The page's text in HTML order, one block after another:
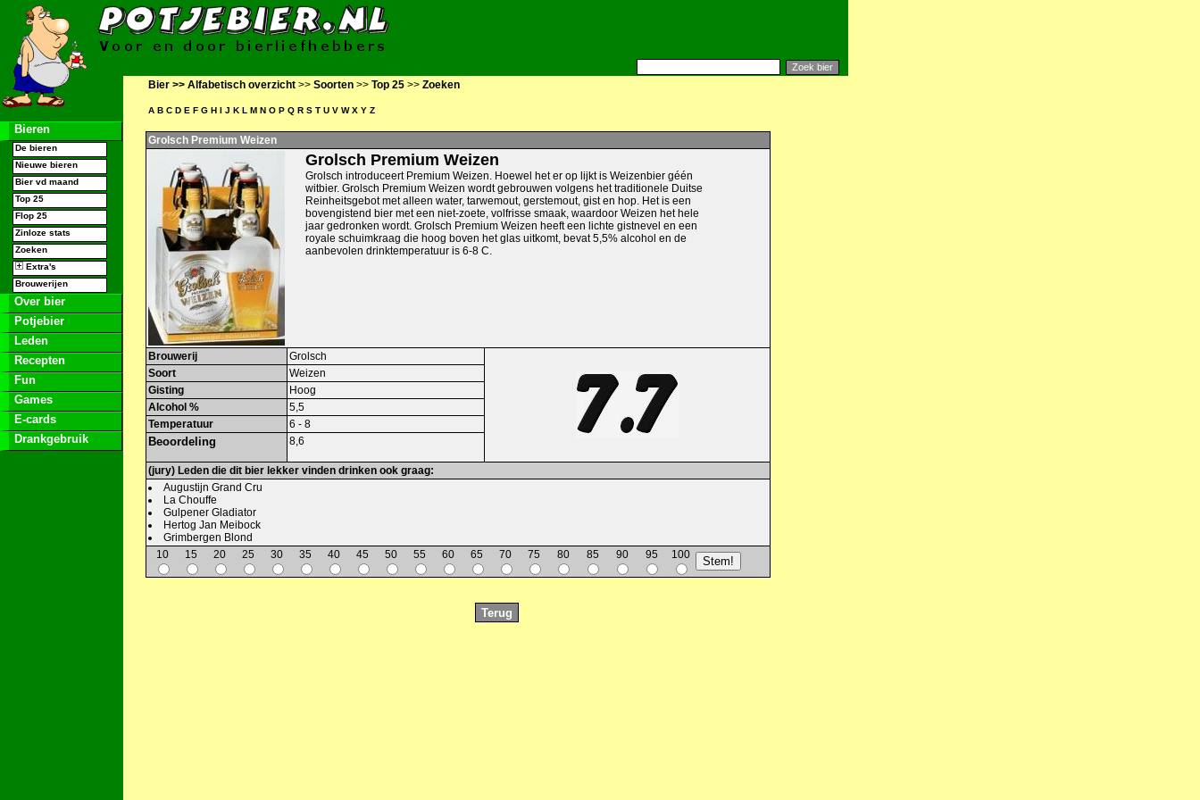
Bieren
De bieren
Nieuwe bieren
Bier vd maand
Top 25
Flop 25
Zinloze stats
Zoeken
Extra's
Brouwerijen
Over bier
Potjebier
Leden
Recepten
Fun
Games
E-cards
Drankgebruik
Bier >> Alfabetisch overzicht >> Soorten >> Top 25 >> Zoeken
A B C D E F G H I J K L M N O P Q R S T U V W X Y Z
Grolsch Premium Weizen
Grolsch Premium Weizen
Grolsch introduceert Premium Weizen. Hoewel het er op lijkt is Weizenbier géén
witbier. Grolsch Premium Weizen wordt gebrouwen volgens het traditionele Duitse
Reinheitsgebot met alleen water, tarwemout, gerstemout, gist en hop. Het is een
bovengistend bier met een niet-zoete, volfrisse smaak, waardoor Weizen het hele
jaar gedronken wordt. Grolsch Premium Weizen heeft een lichte gistnevel en een
royale schuimkraag die hoog boven het glas uitkomt, bevat 5,5% alcohol en de
aanbevolen drinktemperatuur is 6-8 C.
Brouwerij
Grolsch
Soort
Weizen
Gisting
Hoog
Alcohol %
5,5
Temperatuur
6 - 8
Beoordeling 8,6
(jury) Leden die dit bier lekker vinden drinken ook graag:
Augustijn Grand Cru
La Chouffe
Gulpener Gladiator
Hertog Jan Meibock
Grimbergen Blond
10
15 20 25 30 35 40 45 50 55 60 65 70 75 80 85 90 95 100